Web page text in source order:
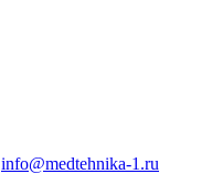
info@medtehnika-1.ru